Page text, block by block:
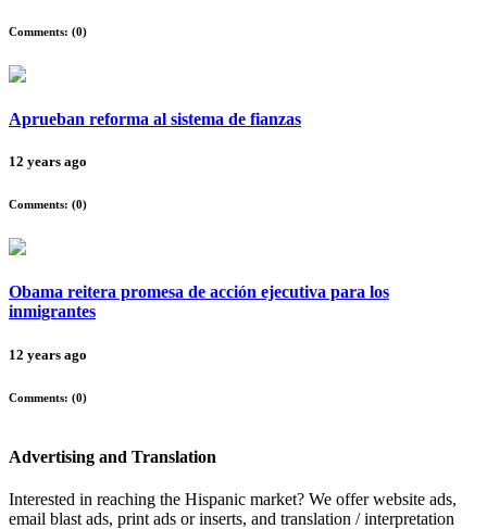
Comments: (0)
Aprueban reforma al sistema de fianzas
12 years ago
Comments: (0)
Obama reitera promesa de acción ejecutiva para los
inmigrantes
12 years ago
Comments: (0)
Advertising and Translation
Interested in reaching the Hispanic market? We offer website ads,
email blast ads, print ads or inserts, and translation / interpretation